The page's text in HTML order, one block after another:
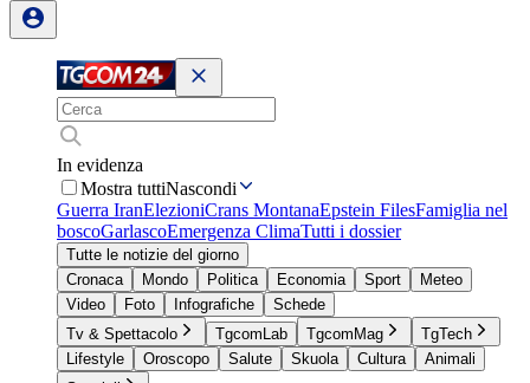
In evidenza
Mostra tuttiNascondi
Guerra IranElezioniCrans MontanaEpstein FilesFamiglia nel
boscoGarlascoEmergenza ClimaTutti i dossier
Tutte le notizie del giorno
Cronaca
Mondo Politica Economia Sport
Meteo
Video
Foto Infografiche
Schede
Tv & Spettacolo
TgcomLab TgcomMag
TgTech
Lifestyle
Oroscopo Salute Skuola Cultura
Animali